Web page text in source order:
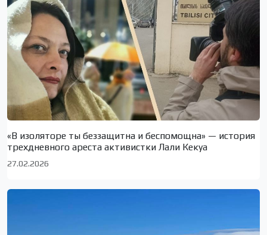
«В изоляторе ты беззащитна и беспомощна» — история
трехдневного ареста активистки Лали Кекуа
27.02.2026